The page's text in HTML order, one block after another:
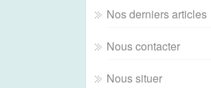
Nos derniers articles
Nous contacter
Nous situer